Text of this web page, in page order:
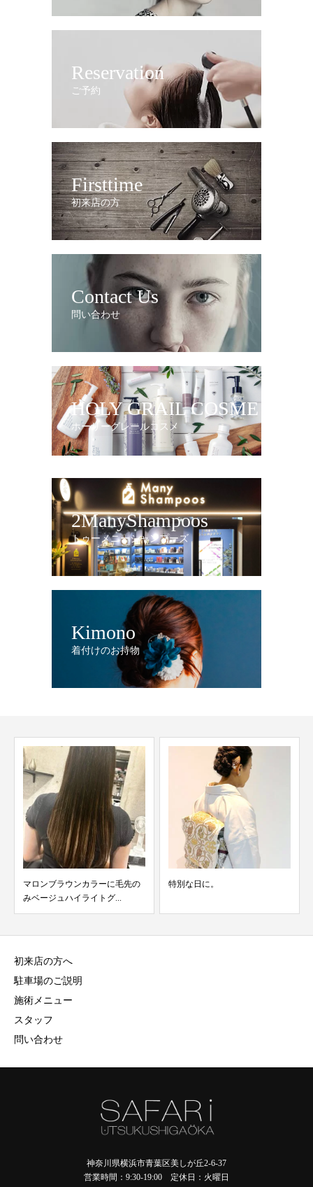
Reservation
ご予約
Firsttime
初来店の方
Contact Us
問い合わせ
HOLY GRAIL COSME
ホーリーグレールコスメ
2ManyShampoos
トゥーメニーシャンプーズ
Kimono
着付けのお持物
マロンブラウンカラーに毛先の
みベージュハイライトグ...
特別な日に。
初来店の方へ
駐車場のご説明
施術メニュー
スタッフ
問い合わせ
神奈川県横浜市青葉区美しが丘2-6-37
営業時間：9:30-19:00 定休日：火曜日